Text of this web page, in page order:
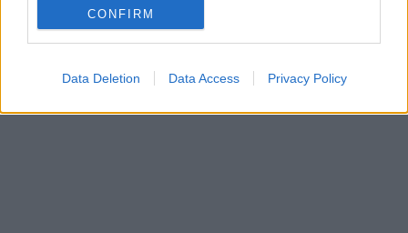
CONFIRM
Data Deletion Data Access Privacy Policy